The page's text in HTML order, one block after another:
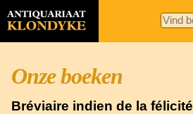
Onze boeken
Bréviaire indien de la félicité